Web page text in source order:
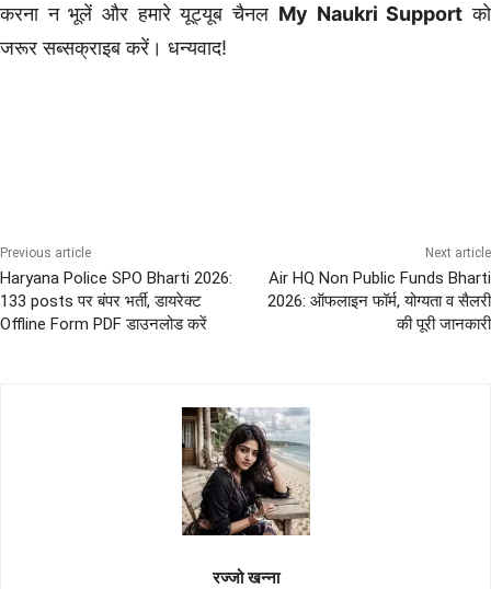
करना न भूलें और हमारे यूट्यूब चैनल My Naukri Support को
जरूर सब्सक्राइब करें। धन्यवाद!
Previous article
Haryana Police SPO Bharti 2026:
133 posts पर बंपर भर्ती, डायरेक्ट
Offline Form PDF डाउनलोड करें
Next article
Air HQ Non Public Funds Bharti
2026: ऑफलाइन फॉर्म, योग्यता व सैलरी
की पूरी जानकारी
रज्जो खन्ना